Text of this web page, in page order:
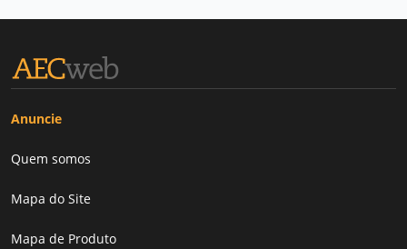
Anuncie
Quem somos
Mapa do Site
Mapa de Produto